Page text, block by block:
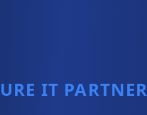
IT PARTNER